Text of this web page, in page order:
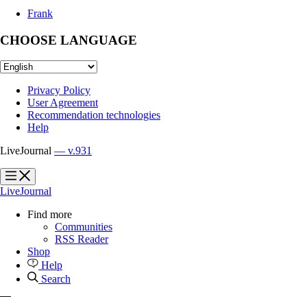
Frank
CHOOSE LANGUAGE
Privacy Policy
User Agreement
Recommendation technologies
Help
LiveJournal — v.931
?
?
LiveJournal
Find more
Communities
RSS Reader
Shop
Help
Search